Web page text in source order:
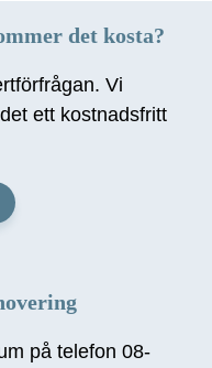
det kosta?
Vi
ett kostnadsfritt
på telefon 08-